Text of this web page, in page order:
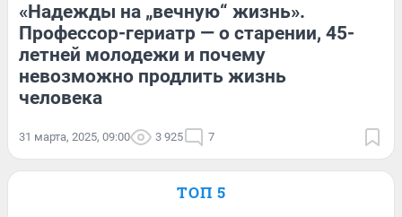
«Надежды на „вечную“ жизнь».
Профессор-гериатр — о старении, 45-
летней молодежи и почему
невозможно продлить жизнь
человека
31 марта, 2025, 09:00 3 925 7
ТОП 5